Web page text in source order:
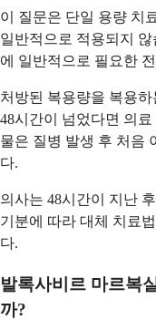
이 질문은 단일 용량 치
일반적으로 적용되지
에 일반적으로 필요한
처방된 복용량을 복용
48시간이 넘었다면 의
물은 질병 발생 후 처음
다.
의사는 48시간이 지난
기분에 따라 대체 치료
다.
발록사비르 마르복
까?